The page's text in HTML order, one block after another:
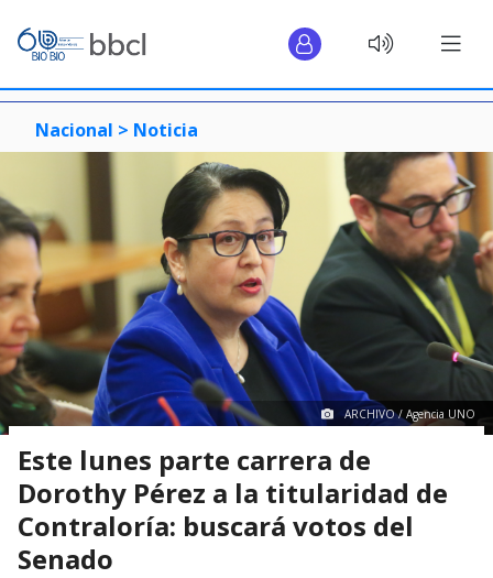
Nacional > Noticia
ARCHIVO / Agencia UNO
Este lunes parte carrera de
Dorothy Pérez a la titularidad de
Contraloría: buscará votos del
Senado